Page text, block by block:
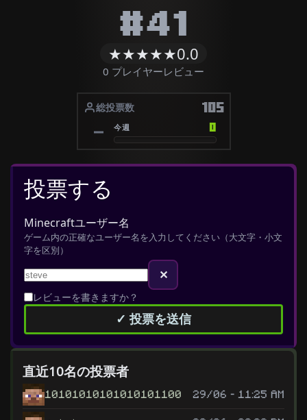
#41
★★★★★0.0
0 プレイヤーレビュー
総投票数 105
今週 0
投票する
Minecraftユーザー名
ゲーム内の正確なユーザー名を入力してください（大文字・小文
字を区別）
✕
レビューを書きますか？
✓ 投票を送信
直近10名の投票者
10101010101010101100 29/06 - 11:25 AM